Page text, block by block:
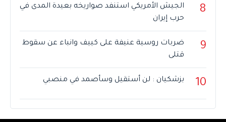
8
الجيش الأمريكي استنفد صواريخه بعيدة المدى في
حرب إيران
9
ضربات روسية عنيفة على كييف وانباء عن سقوط
قتلى
10 بزشكيان : لن أستقيل وسأصمد في منصبي